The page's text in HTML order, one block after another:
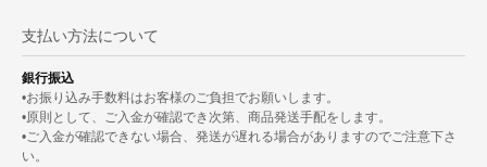
支払い方法について
銀行振込
•お振り込み手数料はお客様のご負担でお願いします。
•原則として、ご入金が確認でき次第、商品発送手配をします。
•ご入金が確認できない場合、発送が遅れる場合がありますのでご注意下さ
い。